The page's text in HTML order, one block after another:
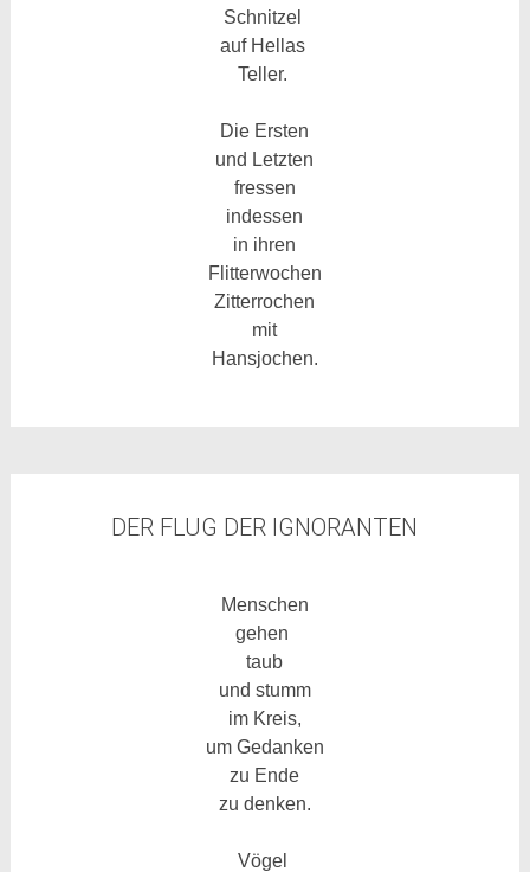
Schnitzel
auf Hellas
Teller.
Die Ersten
und Letzten
fressen
indessen
in ihren
Flitterwochen
Zitterrochen
mit
Hansjochen.
DER FLUG DER IGNORANTEN
Menschen
gehen
taub
und stumm
im Kreis,
um Gedanken
zu Ende
zu denken.
Vögel